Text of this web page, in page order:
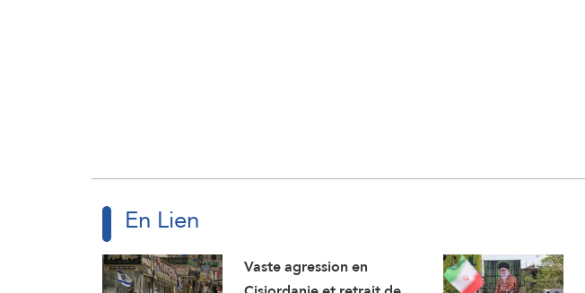
En Lien
Vaste agression en